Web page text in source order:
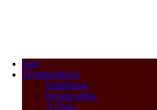
Start
Themengebiete
Einführung
Relativzahlen
A-Netz